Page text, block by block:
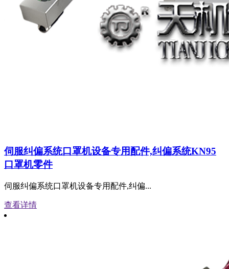
伺服纠偏系统口罩机设备专用配件,纠偏系统KN95
口罩机零件
伺服纠偏系统口罩机设备专用配件,纠偏...
查看详情